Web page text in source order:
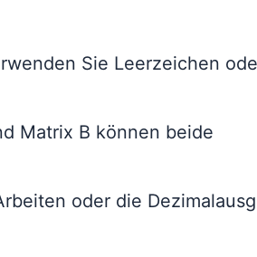
Sie Leerzeichen
Matrix B können beide
oder die